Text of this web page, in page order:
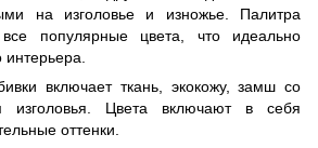
на изголовье и изножье. Палитра
все популярные цвета, что идеально
включает ткань, экокожу, замш со
изголовья. Цвета включают в себя
оттенки.